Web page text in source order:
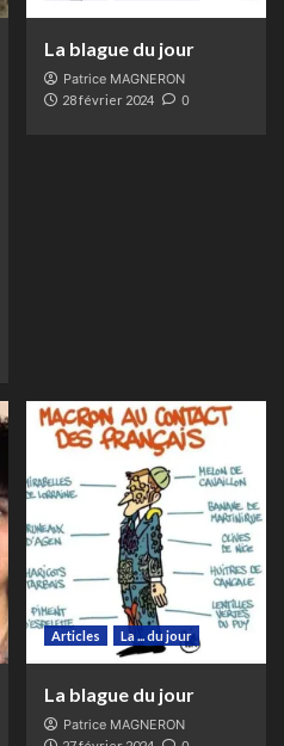
La blague du jour
Patrice MAGNERON
28 février 2024 0
Articles La ... du jour
La blague du jour
Patrice MAGNERON